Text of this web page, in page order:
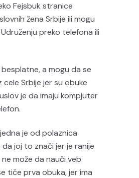
Fejsbuk stranice
žena Srbije ili mogu
preko telefona ili
a mogu da se
cele Srbije jer su obuke
je da imaju kompjuter
je od polaznica
da joj to znači jer je ranije
može da nauči veb
tiče prva obuka, jer ima